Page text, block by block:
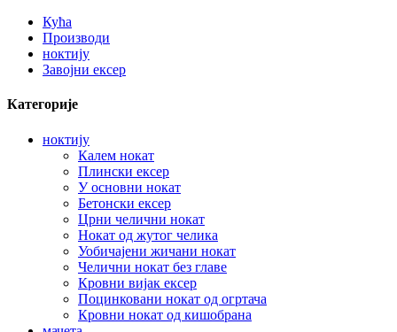
Кућа
Производи
ноктију
Завојни ексер
Категорије
ноктију
Калем нокат
Плински ексер
У основни нокат
Бетонски ексер
Црни челични нокат
Нокат од жутог челика
Уобичајени жичани нокат
Челични нокат без главе
Кровни вијак ексер
Поцинковани нокат од огртача
Кровни нокат од кишобрана